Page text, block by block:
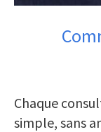
Chaque
simple, sans